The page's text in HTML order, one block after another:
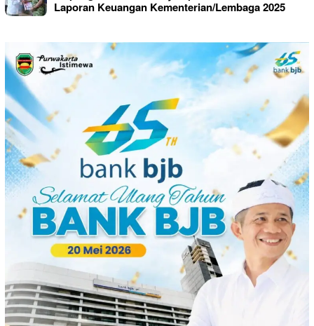
Laporan Keuangan Kementerian/Lembaga 2025